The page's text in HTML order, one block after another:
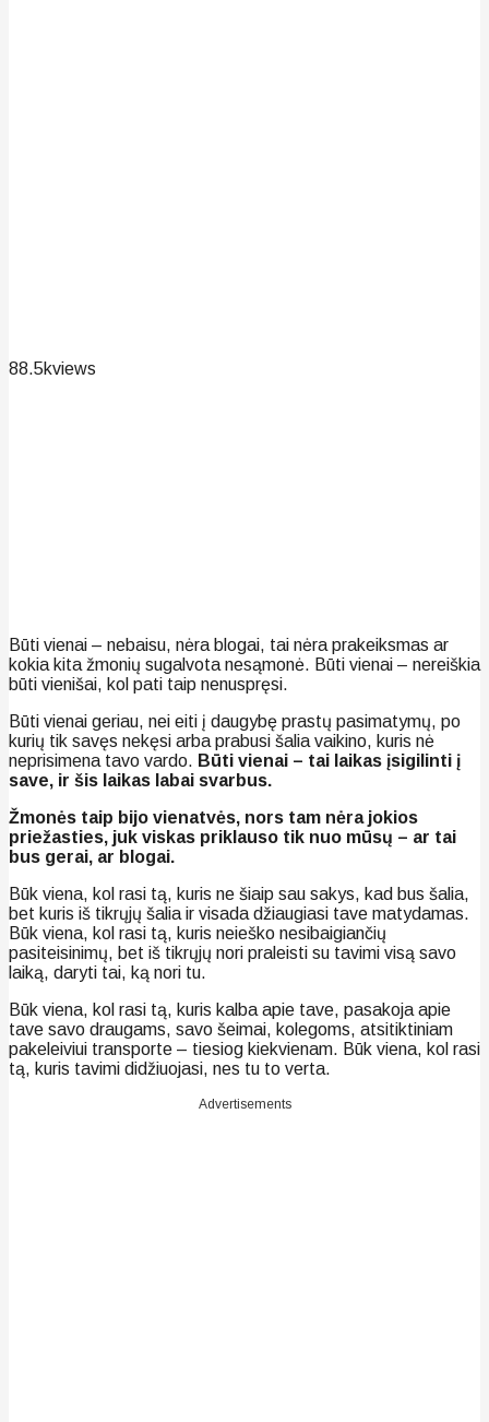
88.5kviews
Būti vienai – nebaisu, nėra blogai, tai nėra prakeiksmas ar
kokia kita žmonių sugalvota nesąmonė. Būti vienai – nereiškia
būti vienišai, kol pati taip nenuspręsi.
Būti vienai geriau, nei eiti į daugybę prastų pasimatymų, po
kurių tik savęs nekęsi arba prabusi šalia vaikino, kuris nė
neprisimena tavo vardo. Būti vienai – tai laikas įsigilinti į
save, ir šis laikas labai svarbus.
Žmonės taip bijo vienatvės, nors tam nėra jokios
priežasties, juk viskas priklauso tik nuo mūsų – ar tai
bus gerai, ar blogai.
Būk viena, kol rasi tą, kuris ne šiaip sau sakys, kad bus šalia,
bet kuris iš tikrųjų šalia ir visada džiaugiasi tave matydamas.
Būk viena, kol rasi tą, kuris neieško nesibaigiančių
pasiteisinimų, bet iš tikrųjų nori praleisti su tavimi visą savo
laiką, daryti tai, ką nori tu.
Būk viena, kol rasi tą, kuris kalba apie tave, pasakoja apie
tave savo draugams, savo šeimai, kolegoms, atsitiktiniam
pakeleiviui transporte – tiesiog kiekvienam. Būk viena, kol rasi
tą, kuris tavimi didžiuojasi, nes tu to verta.
Advertisements